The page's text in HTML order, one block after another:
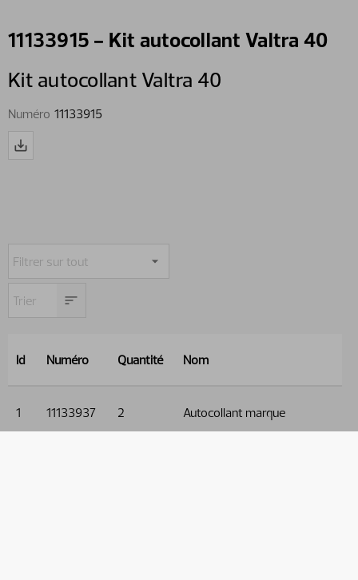
11133915 - Kit autocollant Valtra 40
Kit autocollant Valtra 40
Numéro 11133915
Id Numéro Quantité Nom
1 11133937 2 Autocollant marque